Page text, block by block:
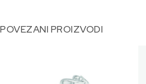
POVEZANI PROIZVODI